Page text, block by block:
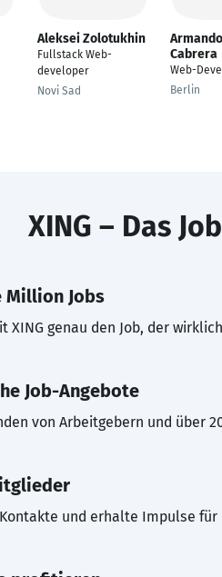
Aleksei Zolotukhin
Fullstack Web-
developer
Novi Sad
Cabrera
Web-
Berlin
XING – Das
Million Jobs
XING genau den Job, der
Job-Angebote
von Arbeitgebern und über
und erhalte Impulse für